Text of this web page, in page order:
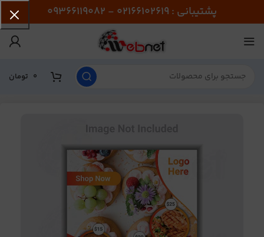
پشتیبانی : 02166102619 - 09366119082
0 تومان